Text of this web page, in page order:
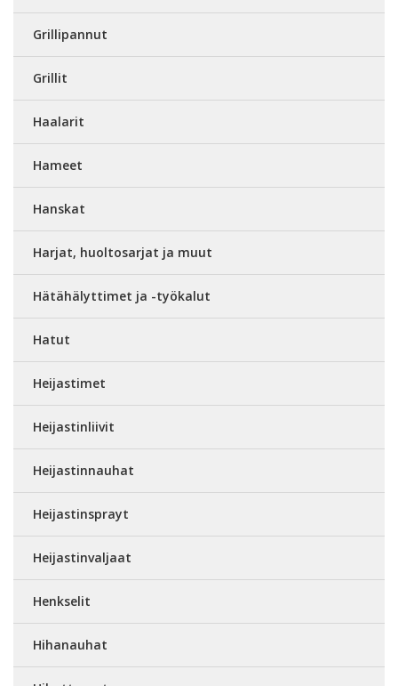
Grillipannut
Grillit
Haalarit
Hameet
Hanskat
Harjat, huoltosarjat ja muut
Hätähälyttimet ja -työkalut
Hatut
Heijastimet
Heijastinliivit
Heijastinnauhat
Heijastinsprayt
Heijastinvaljaat
Henkselit
Hihanauhat